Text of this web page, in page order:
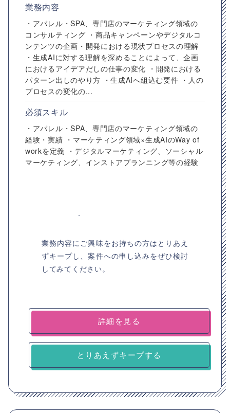
業務内容
・アパレル・SPA、専門店のマーケティング領域の
コンサルティング ・商品キャンペーンやデジタルコ
ンテンツの企画・開発における現状プロセスの理解
・生成AIに対する理解を深めることによって、企画
におけるアイデアだしの仕事の変化 ・開発における
パターン出しのやり方 ・生成AIへ組込む要件 ・人の
プロセスの変化の...
必須スキル
・アパレル・SPA、専門店のマーケティング領域の
経験・実績 ・マーケティング領域×生成AIのWay of
workを定義 ・デジタルマーケティング、ソーシャル
マーケティング、インストアプランニング等の経験
業務内容にご興味をお持ちの方はとりあえ
ずキープし、案件への申し込みをぜひ検討
してみてください。
詳細を見る
とりあえずキープする